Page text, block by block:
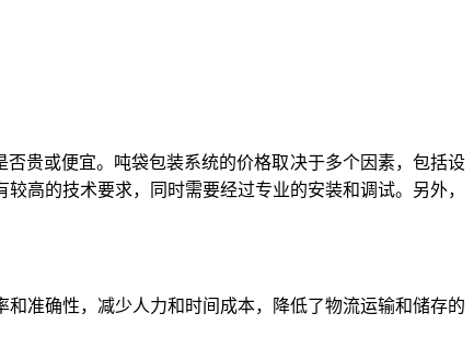
贵或便宜。吨袋包装系统的价格取决于多个因素，包括设
高的技术要求，同时需要经过专业的安装和调试。另外，
准确性，减少人力和时间成本，降低了物流运输和储存的